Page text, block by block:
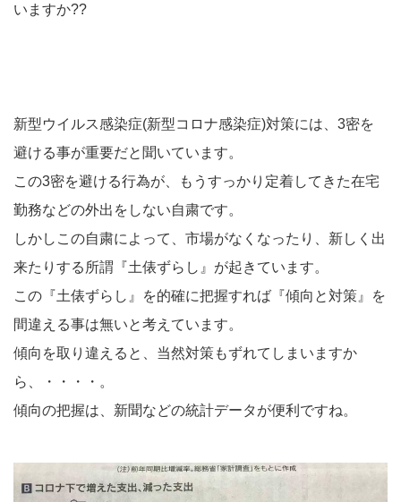
いますか??
新型ウイルス感染症(新型コロナ感染症)対策には、3密を
避ける事が重要だと聞いています。
この3密を避ける行為が、もうすっかり定着してきた在宅
勤務などの外出をしない自粛です。
しかしこの自粛によって、市場がなくなったり、新しく出
来たりする所謂『土俵ずらし』が起きています。
この『土俵ずらし』を的確に把握すれば『傾向と対策』を
間違える事は無いと考えています。
傾向を取り違えると、当然対策もずれてしまいますか
ら、・・・・。
傾向の把握は、新聞などの統計データが便利ですね。